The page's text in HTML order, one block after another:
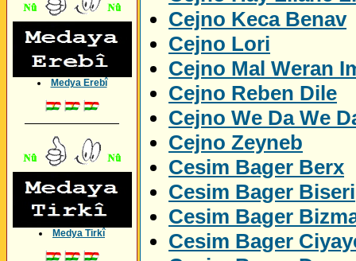
Medya Erebî
Medya Tirkî
Cejno Keca Benav
Cejno Lori
Cejno Mal Weran
Cejno Reben Dile
Cejno We Da We
Cejno Zeyneb
Cesim Bager Berx
Cesim Bager Biseri
Cesim Bager
Cesim Bager